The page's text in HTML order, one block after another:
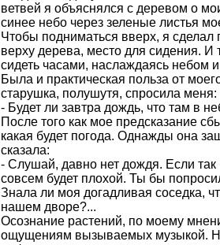
ветвей я объяснялся с деревом о
синее небо через зеленые листья
Чтобы подниматься вверх, я
верху дерева, место для сидения.
сидеть часами, наслаждаясь небом
Была и практическая польза от
старушка, полушутя, спросила меня:
- Будет ли завтра дождь, что там в
После того как мое предсказание
какая будет погода. Однажды она
сказала:
- Слушай, давно нет дождя. Если так
совсем будет плохой. Ты бы
Знала ли моя догадливая соседка,
нашем дворе?...
Осознание растений, по моему
ощущениям вызываемых музыкой.